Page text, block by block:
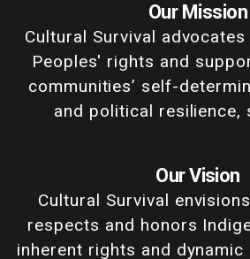
Our Mission
Cultural Survival
Peoples' rights and
communities’ self-
and political resilience,
Our Vision
Cultural Survival
respects and honors
inherent rights and